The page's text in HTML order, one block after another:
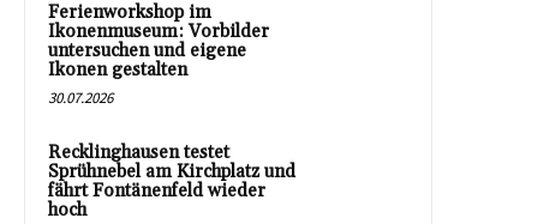
Ferienworkshop im
Ikonenmuseum: Vorbilder
untersuchen und eigene
Ikonen gestalten
30.07.2026
Recklinghausen testet
Sprühnebel am Kirchplatz und
fährt Fontänenfeld wieder
hoch